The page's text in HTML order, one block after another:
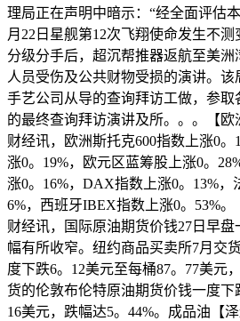
理局正在声明中暗示：“经全面评估
月22日星舰第12次飞翔使命发生不
分级分手后，超沉帮推器返航至美洲
人员受伤及公共财物受损的演讲。
手艺公司从导的查询拜访工做，参取
的最终查询拜访演讲及所。。。【
财经讯，欧洲斯托克600指数上涨0。
涨0。19%，欧元区蓝筹股上涨0。
涨0。16%，DAX指数上涨0。13%，
6%，西班牙IBEX指数上涨0。53%
财经讯，国际原油期货价钱27日早
幅有所收窄。纽约商品买卖所7月交
度下跌6。12美元至每桶87。77美元
货的伦敦布伦特原油期货价钱一度下
16美元，跌幅达5。44%。成品油【